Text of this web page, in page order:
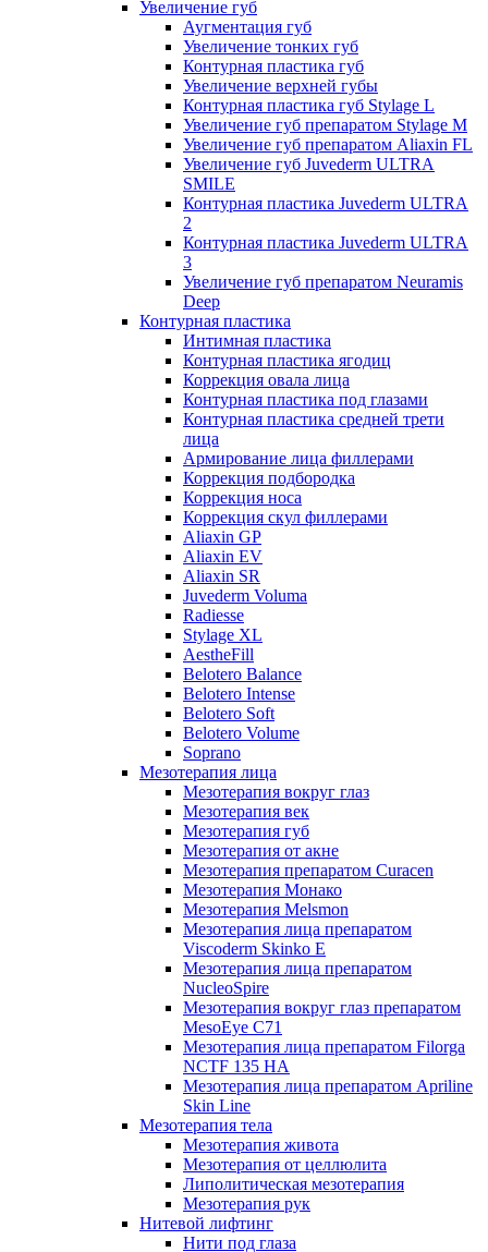
Увеличение губ
Аугментация губ
Увеличение тонких губ
Контурная пластика губ
Увеличение верхней губы
Контурная пластика губ Stylage L
Увеличение губ препаратом Stylage M
Увеличение губ препаратом Aliaxin FL
Увеличение губ Juvederm ULTRA
SMILE
Контурная пластика Juvederm ULTRA
2
Контурная пластика Juvederm ULTRA
3
Увеличение губ препаратом Neuramis
Deep
Контурная пластика
Интимная пластика
Контурная пластика ягодиц
Коррекция овала лица
Контурная пластика под глазами
Контурная пластика средней трети
лица
Армирование лица филлерами
Коррекция подбородка
Коррекция носа
Коррекция скул филлерами
Aliaxin GP
Aliaxin EV
Aliaxin SR
Juvederm Voluma
Radiesse
Stylage XL
AestheFill
Belotero Balance
Belotero Intense
Belotero Soft
Belotero Volume
Soprano
Мезотерапия лица
Мезотерапия вокруг глаз
Мезотерапия век
Мезотерапия губ
Мезотерапия от акне
Мезотерапия препаратом Curacen
Мезотерапия Монако
Мезотерапия Melsmon
Мезотерапия лица препаратом
Viscoderm Skinko E
Мезотерапия лица препаратом
NucleoSpire
Мезотерапия вокруг глаз препаратом
MesoEye С71
Мезотерапия лица препаратом Filorga
NCTF 135 HA
Мезотерапия лица препаратом Apriline
Skin Line
Мезотерапия тела
Мезотерапия живота
Мезотерапия от целлюлита
Липолитическая мезотерапия
Мезотерапия рук
Нитевой лифтинг
Нити под глаза